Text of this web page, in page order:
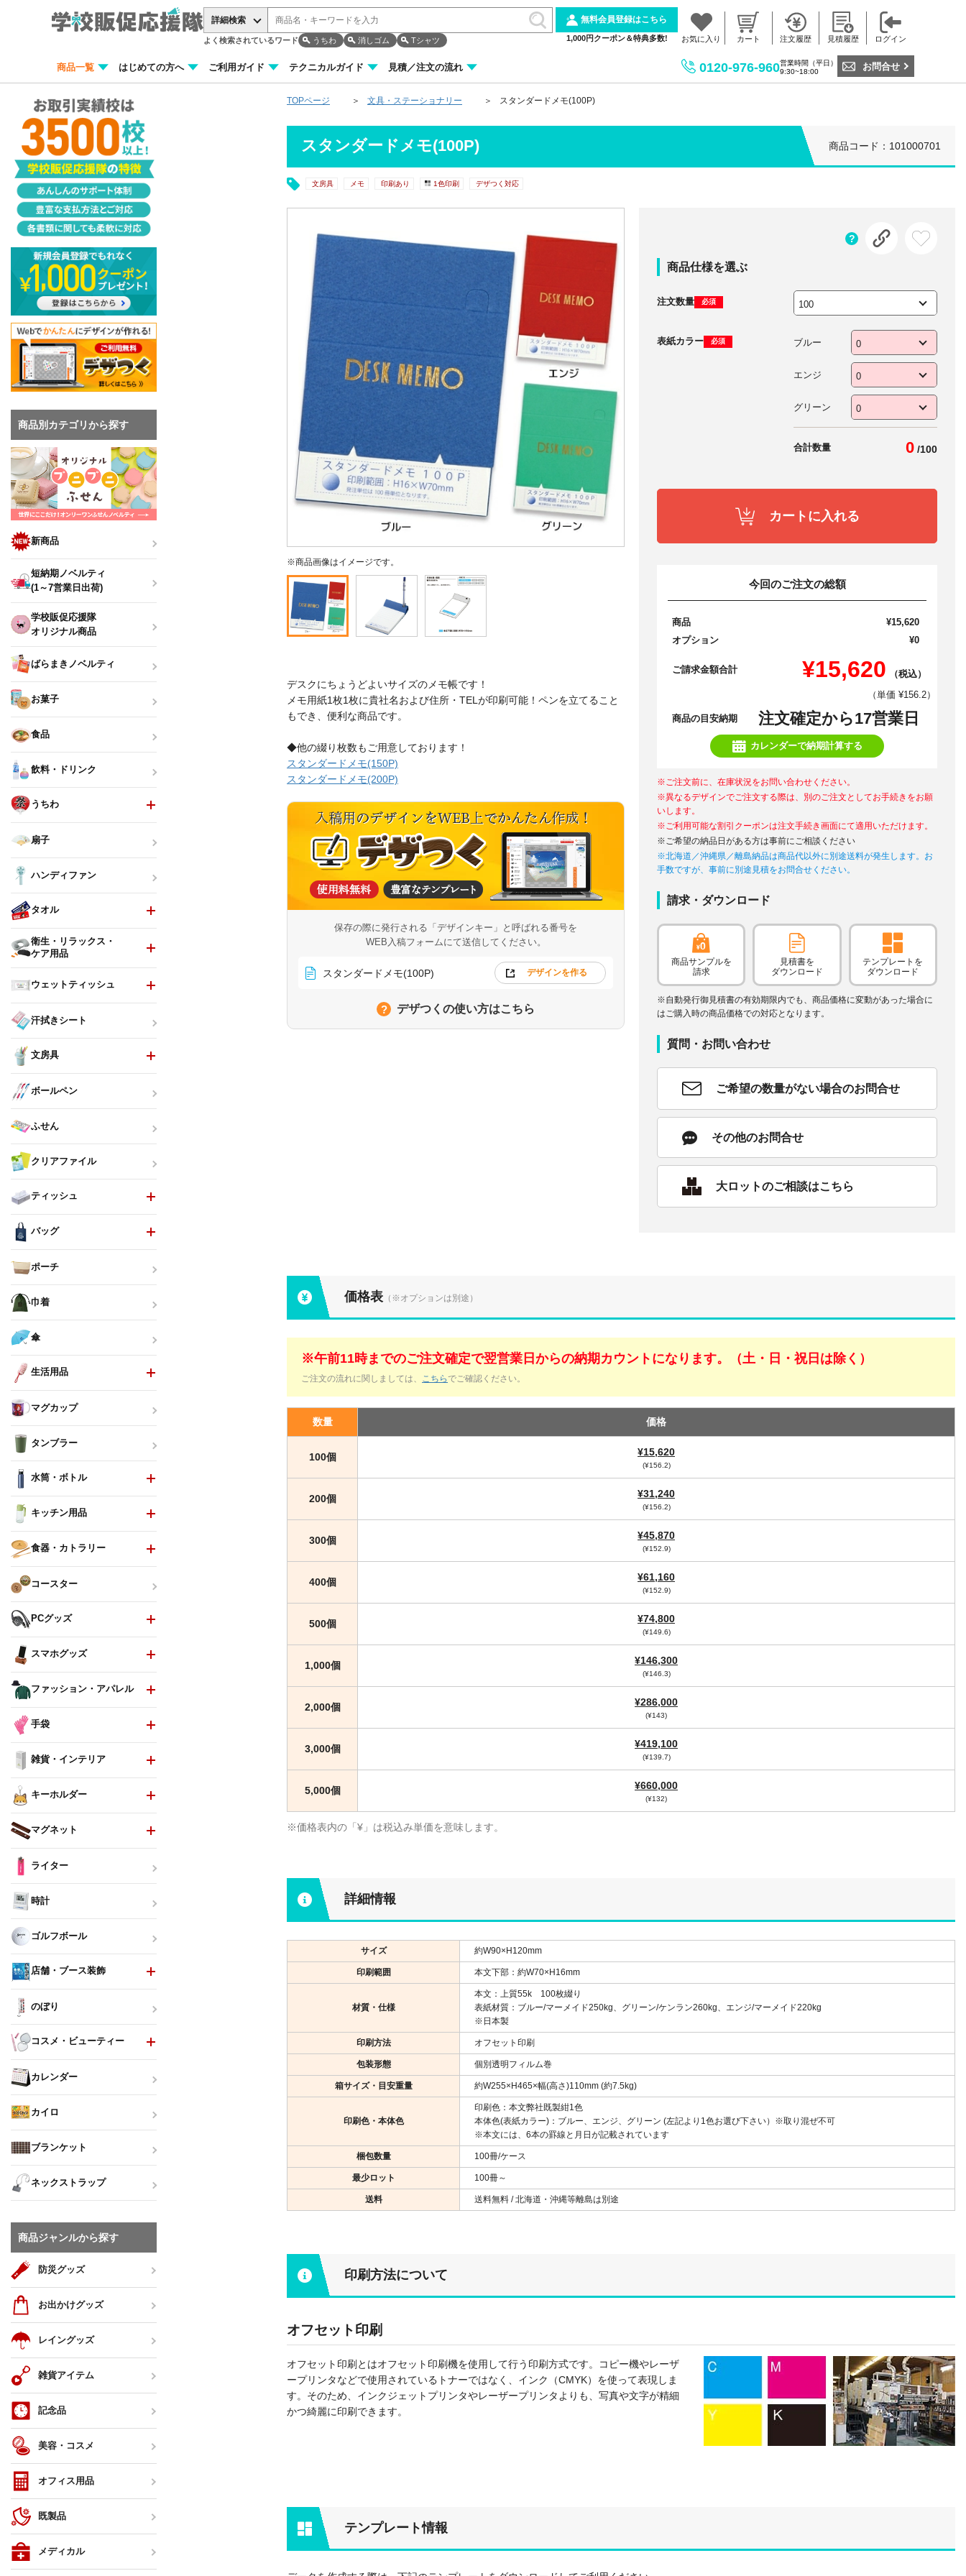
詳細検索
よく検索されているワード うちわ 消しゴム Tシャツ
無料会員登録はこちら
1,000円クーポン＆特典多数! お気に入り カート 注文履歴 見積履歴 ログイン
商品一覧 はじめての方へ ご利用ガイド テクニカルガイド 見積／注文の流れ 0120-976-960営業時間（平日）
9:30~18:00
お問合せ
TOPページ 文具・ステーショナリー スタンダードメモ(100P)
スタンダードメモ(100P) 商品コード：101000701
文房具 メモ 印刷あり 1色印刷 デザつく対応
※商品画像はイメージです。
デスクにちょうどよいサイズのメモ帳です！
メモ用紙1枚1枚に貴社名および住所・TELが印刷可能！ペンを立てること
もでき、便利な商品です。
◆他の綴り枚数もご用意しております！
スタンダードメモ(150P)
スタンダードメモ(200P)
保存の際に発行される「デザインキー」と呼ばれる番号を
WEB入稿フォームにて送信してください。
スタンダードメモ(100P) デザインを作る
デザつくの使い方はこちら
商品仕様を選ぶ
注文数量 必須
表紙カラー 必須 ブルー
エンジ
グリーン
合計数量 0 /100
カートに入れる
今回のご注文の総額
商品
¥15,620
オプション
¥0
ご請求金額合計 ¥15,620
（税込）
（単価 ¥156.2）
商品の目安納期 注文確定から17営業日
カレンダーで納期計算する
※ご注文前に、在庫状況をお問い合わせください。
※異なるデザインでご注文する際は、別のご注文としてお手続きをお願
いします。
※ご利用可能な割引クーポンは注文手続き画面にて適用いただけます。
※ご希望の納品日がある方は事前にご相談ください
※北海道／沖縄県／離島納品は商品代以外に別途送料が発生します。お
手数ですが、事前に別途見積をお問合せください。
請求・ダウンロード
商品サンプルを
請求
見積書を
ダウンロード
テンプレートを
ダウンロード
※自動発行御見積書の有効期限内でも、商品価格に変動があった場合に
はご購入時の商品価格での対応となります。
質問・お問い合わせ
ご希望の数量がない場合のお問合せ
その他のお問合せ
大ロットのご相談はこちら
価格表 （※オプションは別途）
※午前11時までのご注文確定で翌営業日からの納期カウントになります。（土・日・祝日は除く）
ご注文の流れに関しましては、 こちら でご確認ください。
数量 価格
100個 ¥15,620
(¥156.2)
200個 ¥31,240
(¥156.2)
300個 ¥45,870
(¥152.9)
400個 ¥61,160
(¥152.9)
500個 ¥74,800
(¥149.6)
1,000個 ¥146,300
(¥146.3)
2,000個 ¥286,000
(¥143)
3,000個 ¥419,100
(¥139.7)
5,000個 ¥660,000
(¥132)
※価格表内の「¥」は税込み単価を意味します。
詳細情報
サイズ 約W90×H120mm
印刷範囲 本文下部：約W70×H16mm
材質・仕様
本文：上質55k 100枚綴り
表紙材質：ブルー/マーメイド250kg、グリーン/ケンラン260kg、エンジ/マーメイド220kg
※日本製
印刷方法 オフセット印刷
包装形態 個別透明フィルム巻
箱サイズ・目安重量 約W255×H465×幅(高さ)110mm (約7.5kg)
印刷色・本体色
印刷色：本文弊社既製紺1色
本体色(表紙カラー)：ブルー、エンジ、グリーン (左記より1色お選び下さい）※取り混ぜ不可
※本文には、6本の罫線と月日が記載されています
梱包数量 100冊/ケース
最少ロット 100冊～
送料 送料無料 / 北海道・沖縄等離島は別途
印刷方法について
オフセット印刷
オフセット印刷とはオフセット印刷機を使用して行う印刷方式です。コピー機やレーザ
ープリンタなどで使用されているトナーではなく、インク（CMYK）を使って表現しま
す。そのため、インクジェットプリンタやレーザープリンタよりも、写真や文字が精細
かつ綺麗に印刷できます。
テンプレート情報
商品別カテゴリから探す
新商品
短納期ノベルティ
(1～7営業日出荷)
学校販促応援隊
オリジナル商品
ばらまきノベルティ
お菓子
食品
飲料・ドリンク
うちわ
扇子
ハンディファン
タオル
衛生・リラックス・
ケア用品
ウェットティッシュ
汗拭きシート
文房具
ボールペン
ふせん
クリアファイル
ティッシュ
バッグ
ポーチ
巾着
傘
生活用品
マグカップ
タンブラー
水筒・ボトル
キッチン用品
食器・カトラリー
コースター
PCグッズ
スマホグッズ
ファッション・アパレル
手袋
雑貨・インテリア
キーホルダー
マグネット
ライター
時計
ゴルフボール
店舗・ブース装飾
のぼり
コスメ・ビューティー
カレンダー
カイロ
ブランケット
ネックストラップ
商品ジャンルから探す
防災グッズ
お出かけグッズ
レイングッズ
雑貨アイテム
記念品
美容・コスメ
オフィス用品
既製品
メディカル